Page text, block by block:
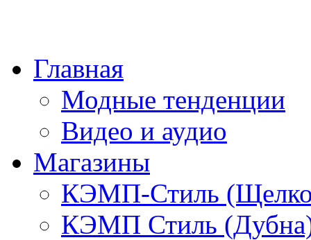
Главная
Модные тенденции
Видео и аудио
Магазины
КЭМП-Стиль
КЭМП Стиль